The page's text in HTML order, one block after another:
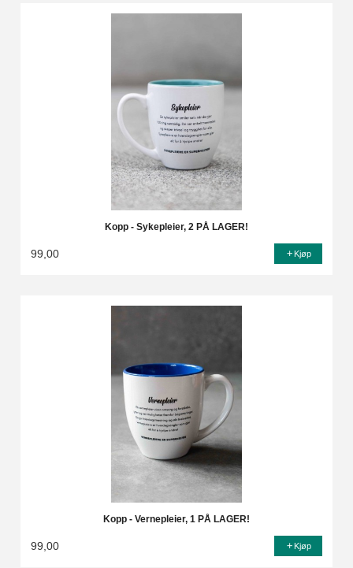
Kopp - Sykepleier, 2 PÅ LAGER!
99,00 Kjøp
Kopp - Vernepleier, 1 PÅ LAGER!
99,00 Kjøp